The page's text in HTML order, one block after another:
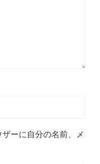
ーに自分の名前、メ